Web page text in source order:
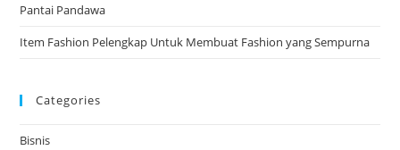
Pantai Pandawa
Item Fashion Pelengkap Untuk Membuat Fashion yang Sempurna
Categories
Bisnis